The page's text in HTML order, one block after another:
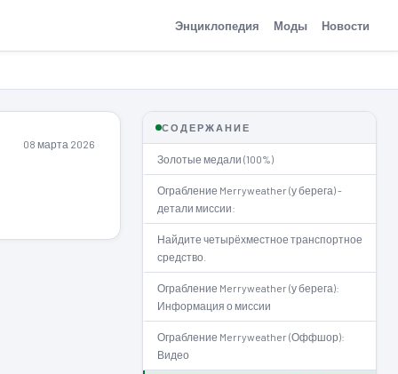
Энциклопедия Моды Новости
08 марта 2026
СОДЕРЖАНИЕ
Золотые медали (100%)
Ограбление Merryweather (у берега) -
детали миссии:
Найдите четырёхместное транспортное
средство.
Ограбление Merryweather (у берега):
Информация о миссии
Ограбление Merryweather (Оффшор):
Видео